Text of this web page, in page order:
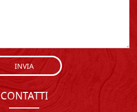
INVIA
CONTATTI